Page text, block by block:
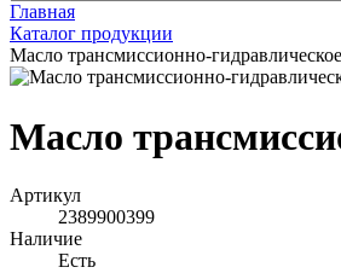
Главная
Каталог продукции
Масло трансмиссионно-
Масло
Артикул
2389900399
Наличие
Есть